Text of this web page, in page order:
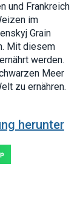
und Frankreich
im
Grain
Mit diesem
werden.
Meer
zu ernähren.
herunter